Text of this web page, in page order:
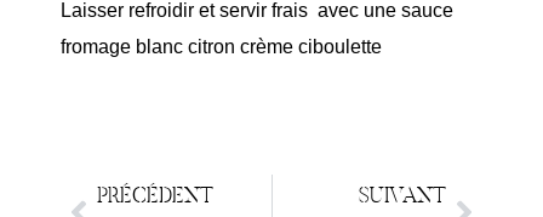
Laisser refroidir et servir frais avec une sauce
fromage blanc citron crème ciboulette
PRÉCÉDENT SUIVANT